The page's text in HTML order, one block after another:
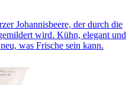
Johannisbeere, der durch die
wird. Kühn, elegant und
was Frische sein kann.